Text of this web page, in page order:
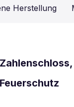
Herstellung
Feuerschutz